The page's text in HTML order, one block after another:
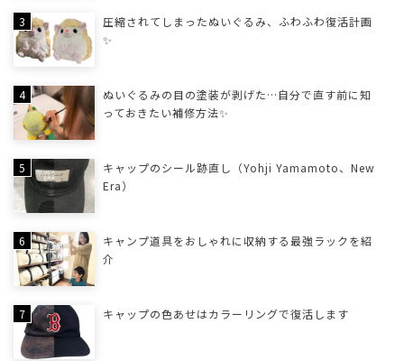
圧縮されてしまったぬいぐるみ、ふわふわ復活計画
✨
ぬいぐるみの目の塗装が剥げた…自分で直す前に知
っておきたい補修方法✨
キャップのシール跡直し（Yohji Yamamoto、New
Era）
キャンプ道具をおしゃれに収納する最強ラックを紹
介
キャップの色あせはカラーリングで復活します